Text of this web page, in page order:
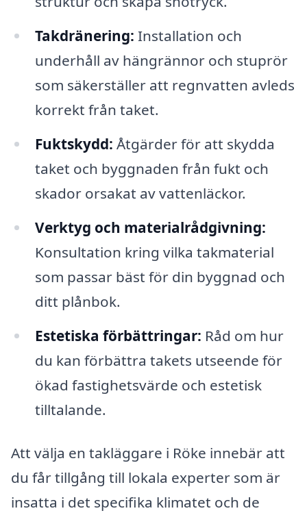
Takdränering: Installation och
underhåll av hängrännor och stuprör
som säkerställer att regnvatten avleds
korrekt från taket.
Fuktskydd: Åtgärder för att skydda
taket och byggnaden från fukt och
skador orsakat av vattenläckor.
Verktyg och materialrådgivning:
Konsultation kring vilka takmaterial
som passar bäst för din byggnad och
ditt plånbok.
Estetiska förbättringar: Råd om hur
du kan förbättra takets utseende för
ökad fastighetsvärde och estetisk
tilltalande.
Att välja en takläggare i Röke innebär att
du får tillgång till lokala experter som är
insatta i det specifika klimatet och de